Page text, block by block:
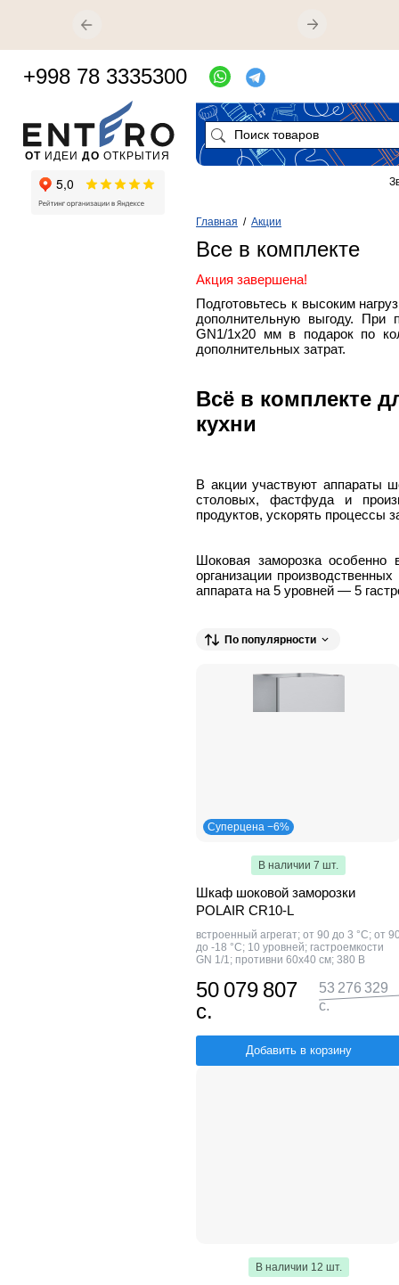
Главная / Акции
Все в комплекте
Акция завершена!
Подготовьтесь к высоким
дополнительную выгоду. При
GN1/1x20 мм в подарок по
дополнительных затрат.
Всё в комплекте
кухни
В акции участвуют аппараты
столовых, фастфуда и
продуктов, ускорять процессы
Шоковая заморозка особенно
организации
аппарата на 5 уровней — 5
По популярности
Суперцена −6%
В наличии 7 шт.
Шкаф шоковой заморозки
POLAIR CR10-L
встроенный агрегат; от 90 до 3 °С; от
до -18 °С; 10 уровней; гастроемкости
GN 1/1; противни 60х40 см; 380 В
50 079 807
с.
53 276 329
с.
Добавить в корзину
В наличии 12 шт.
ОТ ИДЕИ ДО ОТКРЫТИЯ
+998 78 3335300